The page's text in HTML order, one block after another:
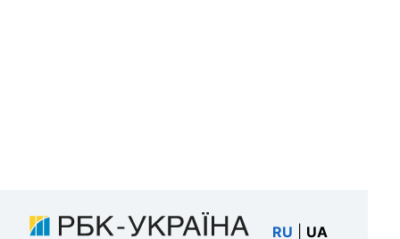
RU UA